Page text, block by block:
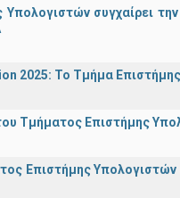
συγχαίρει
2025: Το Τμήμα
Τμήματος Επιστήμης
Επιστήμης Υπολογιστών